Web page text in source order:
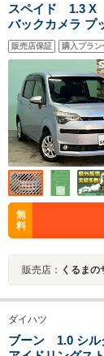
スペイド 1.3 X
バックカメラ プ
ラレコ アイドリ
販売店保証 購入プラン
無
料
販売店： くるまの
ダイハツ
ブーン 1.0 シル